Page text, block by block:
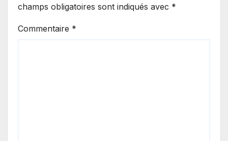
champs obligatoires sont indiqués avec *
Commentaire *